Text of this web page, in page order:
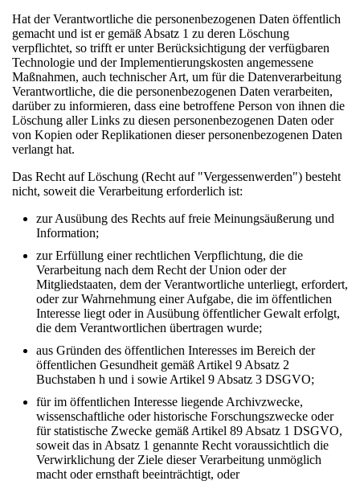
Hat der Verantwortliche die personenbezogenen Daten öffentlich
gemacht und ist er gemäß Absatz 1 zu deren Löschung
verpflichtet, so trifft er unter Berücksichtigung der verfügbaren
Technologie und der Implementierungskosten angemessene
Maßnahmen, auch technischer Art, um für die Datenverarbeitung
Verantwortliche, die die personenbezogenen Daten verarbeiten,
darüber zu informieren, dass eine betroffene Person von ihnen die
Löschung aller Links zu diesen personenbezogenen Daten oder
von Kopien oder Replikationen dieser personenbezogenen Daten
verlangt hat.
Das Recht auf Löschung (Recht auf "Vergessenwerden") besteht
nicht, soweit die Verarbeitung erforderlich ist:
zur Ausübung des Rechts auf freie Meinungsäußerung und
Information;
zur Erfüllung einer rechtlichen Verpflichtung, die die
Verarbeitung nach dem Recht der Union oder der
Mitgliedstaaten, dem der Verantwortliche unterliegt, erfordert,
oder zur Wahrnehmung einer Aufgabe, die im öffentlichen
Interesse liegt oder in Ausübung öffentlicher Gewalt erfolgt,
die dem Verantwortlichen übertragen wurde;
aus Gründen des öffentlichen Interesses im Bereich der
öffentlichen Gesundheit gemäß Artikel 9 Absatz 2
Buchstaben h und i sowie Artikel 9 Absatz 3 DSGVO;
für im öffentlichen Interesse liegende Archivzwecke,
wissenschaftliche oder historische Forschungszwecke oder
für statistische Zwecke gemäß Artikel 89 Absatz 1 DSGVO,
soweit das in Absatz 1 genannte Recht voraussichtlich die
Verwirklichung der Ziele dieser Verarbeitung unmöglich
macht oder ernsthaft beeinträchtigt, oder